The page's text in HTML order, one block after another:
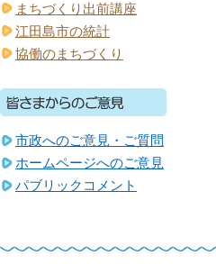
まちづくり出前講座
江田島市の統計
協働のまちづくり
市政へのご意見・ご質問
ホームページへのご意見
パブリックコメント